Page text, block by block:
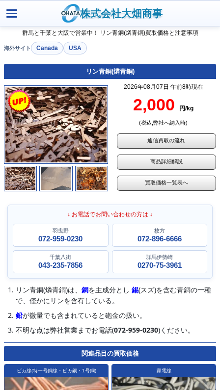
株式会社大畑商事
群馬と千葉と大阪で営業中！ リン青銅(燐青銅)買取価格と注意事項
Canada USA
リン青銅(燐青銅)
2026年08月07日 午前8時現在
2,000 円/kg
(税込,弊社へ納入時)
通信買取の流れ
商品詳細解説
買取価格一覧表へ
↓ お電話でお問い合わせの方は ↓
羽曳野
072-959-0230
枚方
072-896-6666
千葉八街
043-235-7856
群馬伊勢崎
0270-75-3961
リン青銅(燐青銅)は、 銅を主成分とし 錫(スズ)を含む青銅の一種
で、僅かにリンを含有している。
鉛が微量でも含まれていると砲金の扱い。
不明な点は弊社営業までお電話(072-959-0230)ください。
関連品目の買取価格
ピカ線(特一号銅線・ピカ銅・1号銅) 家電線